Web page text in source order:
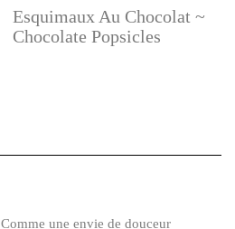
Esquimaux Au Chocolat ~
Chocolate Popsicles
Comme une envie de douceur